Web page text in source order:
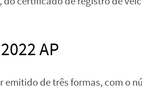
AP
emitido de três formas, com o